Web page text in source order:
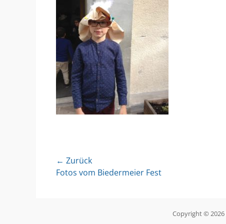
Beitragsnavigation
← Zurück
Vorheriger
Fotos vom Biedermeier Fest
Copyright © 2026